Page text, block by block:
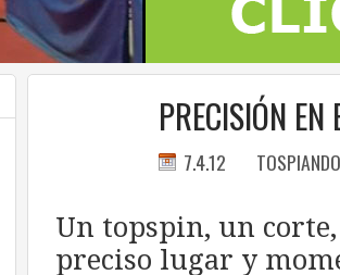
PRECISIÓN EN
7.4.12 TOSPIANDO
Un topspin, un
preciso lugar y